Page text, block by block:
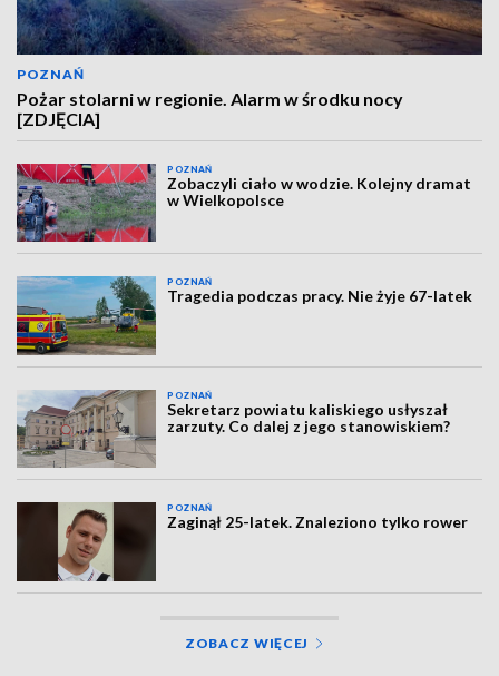
POZNAŃ
Pożar stolarni w regionie. Alarm w środku nocy
[ZDJĘCIA]
POZNAŃ
Zobaczyli ciało w wodzie. Kolejny dramat
w Wielkopolsce
POZNAŃ
Tragedia podczas pracy. Nie żyje 67-latek
POZNAŃ
Sekretarz powiatu kaliskiego usłyszał
zarzuty. Co dalej z jego stanowiskiem?
POZNAŃ
Zaginął 25-latek. Znaleziono tylko rower
ZOBACZ WIĘCEJ